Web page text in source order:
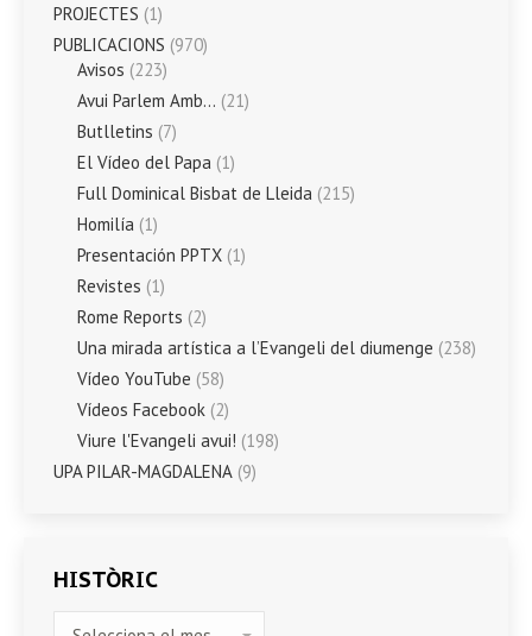
PROJECTES (1)
PUBLICACIONS (970)
Avisos (223)
Avui Parlem Amb… (21)
Butlletins (7)
El Vídeo del Papa (1)
Full Dominical Bisbat de Lleida (215)
Homilía (1)
Presentación PPTX (1)
Revistes (1)
Rome Reports (2)
Una mirada artística a l’Evangeli del diumenge (238)
Vídeo YouTube (58)
Vídeos Facebook (2)
Viure l'Evangeli avui! (198)
UPA PILAR-MAGDALENA (9)
HISTÒRIC